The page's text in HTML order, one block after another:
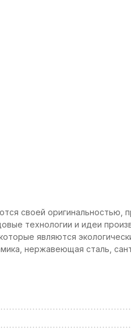
своей оригинальностью,
технологии и идеи
являются
нержавеющая сталь,